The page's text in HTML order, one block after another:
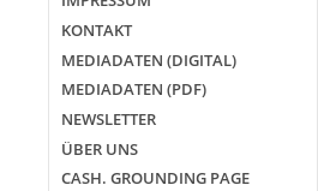
KONTAKT
MEDIADATEN (DIGITAL)
MEDIADATEN (PDF)
NEWSLETTER
ÜBER UNS
CASH. GROUNDING PAGE